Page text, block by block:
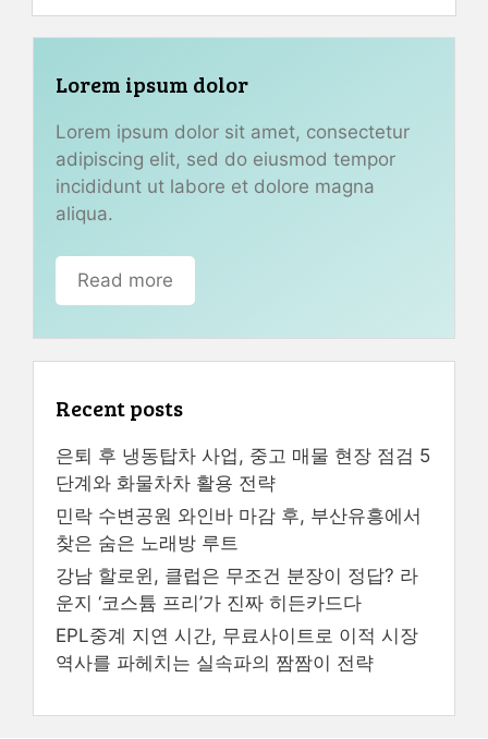
Lorem ipsum dolor
Lorem ipsum dolor sit amet, consectetur
adipiscing elit, sed do eiusmod tempor
incididunt ut labore et dolore magna
aliqua.
Read more
Recent posts
은퇴 후 냉동탑차 사업, 중고 매물 현장 점검 5
단계와 화물차차 활용 전략
민락 수변공원 와인바 마감 후, 부산유흥에서
찾은 숨은 노래방 루트
강남 할로윈, 클럽은 무조건 분장이 정답? 라
운지 ‘코스튬 프리’가 진짜 히든카드다
EPL중계 지연 시간, 무료사이트로 이적 시장
역사를 파헤치는 실속파의 짬짬이 전략